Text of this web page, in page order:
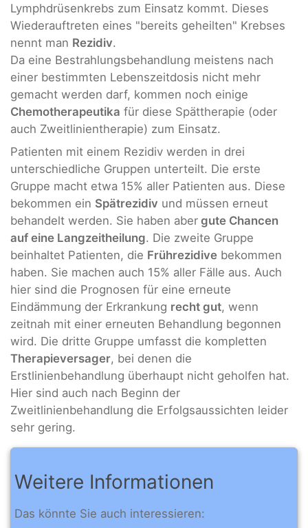
Lymphdrüsenkrebs zum Einsatz kommt. Dieses
Wiederauftreten eines "bereits geheilten" Krebses
nennt man Rezidiv.
Da eine Bestrahlungsbehandlung meistens nach
einer bestimmten Lebenszeitdosis nicht mehr
gemacht werden darf, kommen noch einige
Chemotherapeutika für diese Spättherapie (oder
auch Zweitlinientherapie) zum Einsatz.
Patienten mit einem Rezidiv werden in drei
unterschiedliche Gruppen unterteilt. Die erste
Gruppe macht etwa 15% aller Patienten aus. Diese
bekommen ein Spätrezidiv und müssen erneut
behandelt werden. Sie haben aber gute Chancen
auf eine Langzeitheilung. Die zweite Gruppe
beinhaltet Patienten, die Frührezidive bekommen
haben. Sie machen auch 15% aller Fälle aus. Auch
hier sind die Prognosen für eine erneute
Eindämmung der Erkrankung recht gut, wenn
zeitnah mit einer erneuten Behandlung begonnen
wird. Die dritte Gruppe umfasst die kompletten
Therapieversager, bei denen die
Erstlinienbehandlung überhaupt nicht geholfen hat.
Hier sind auch nach Beginn der
Zweitlinienbehandlung die Erfolgsaussichten leider
sehr gering.
Weitere Informationen
Das könnte Sie auch interessieren: